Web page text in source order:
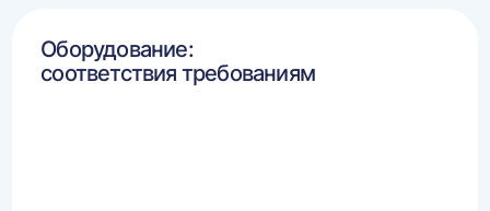
Оборудование:
соответствия требованиям